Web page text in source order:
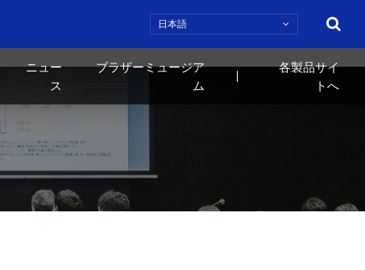
検索
ニュー
ス
ブラザーミュージア
ム
各製品サイ
トへ